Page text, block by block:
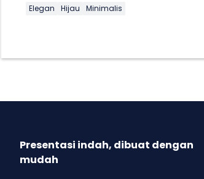
Elegan Hijau Minimalis
Presentasi indah, dibuat dengan
mudah